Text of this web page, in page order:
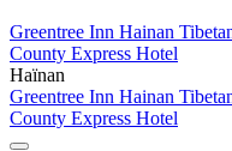
Greentree Inn Hainan
County Express Hotel
Haïnan
Greentree Inn Hainan
County Express Hotel